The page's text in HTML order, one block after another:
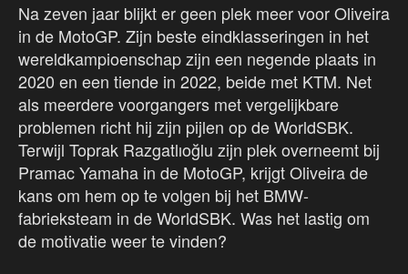
Na zeven jaar blijkt er geen plek meer voor Oliveira
in de MotoGP. Zijn beste eindklasseringen in het
wereldkampioenschap zijn een negende plaats in
2020 en een tiende in 2022, beide met KTM. Net
als meerdere voorgangers met vergelijkbare
problemen richt hij zijn pijlen op de WorldSBK.
Terwijl Toprak Razgatlıoğlu zijn plek overneemt bij
Pramac Yamaha in de MotoGP, krijgt Oliveira de
kans om hem op te volgen bij het BMW-
fabrieksteam in de WorldSBK. Was het lastig om
de motivatie weer te vinden?